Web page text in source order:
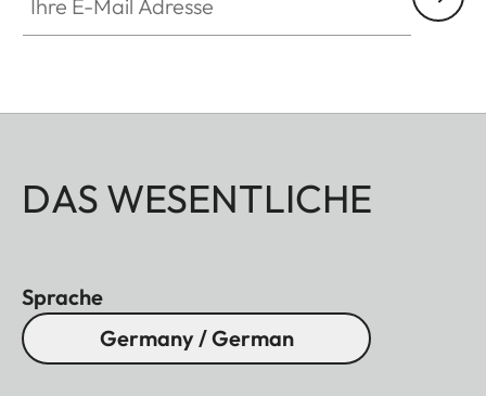
DAS WESENTLICHE
Sprache
Germany / German